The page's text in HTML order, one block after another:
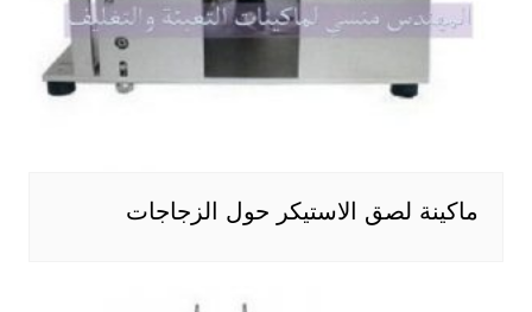
ماكينة لصق الاستيكر حول الزجاجات